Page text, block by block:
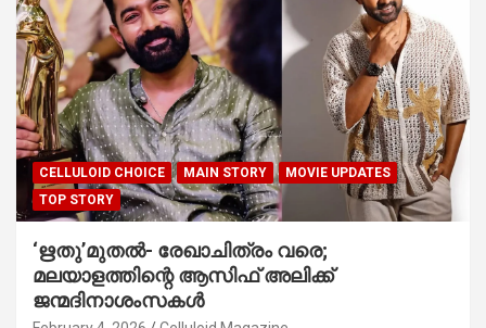
CELLULOID CHOICE MAIN STORY
MOVIE UPDATES
TOP STORY
‘ഋതു’മുതൽ- രേഖാചിത്രം വരെ;
മലയാളത്തിന്റെ ആസിഫ് അലിക്ക്
ജന്മദിനാശംസകൾ